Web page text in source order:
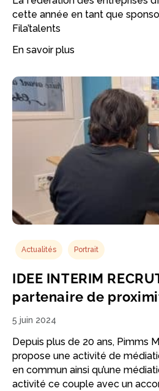
cette année en tant que
Fila’talents
En savoir plus
Actualités Portrait
IDEE INTERIM
partenaire de
5 juin 2024
Depuis plus de 20 ans, Pimms
propose une activité de
en commun ainsi qu’une
activité ce couple avec un